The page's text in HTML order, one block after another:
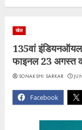
खेल
135वां
फाइनल 23 अगस्त
Facebook
SONAKSHI SARKAR